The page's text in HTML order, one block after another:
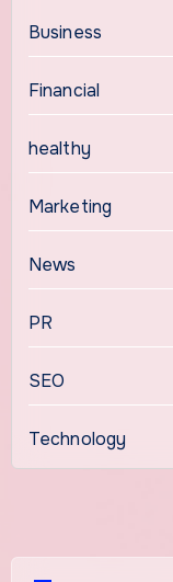
Business
Financial
healthy
Marketing
News
PR
SEO
Technology